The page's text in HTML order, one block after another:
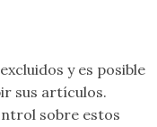
y es posible
sus artículos.
sobre estos